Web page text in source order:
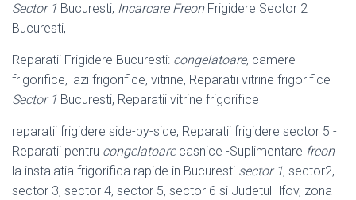
Sector 1 Bucuresti, Incarcare FreonFrigidere Sector 2
Bucuresti,
Reparatii Frigidere Bucuresti: congelatoare, camere
frigorifice, lazi frigorifice, vitrine, Reparatii vitrine frigorifice
Sector 1 Bucuresti, Reparatii vitrine frigorifice
reparatii frigidere side-by-side, Reparatii frigidere sector 5 -
Reparatii pentru congelatoarecasnice -Suplimentare freon
la instalatia frigorifica rapide in Bucuresti sector 1, sector2,
sector 3, sector 4, sector 5, sector 6 si Judetul Ilfov, zona